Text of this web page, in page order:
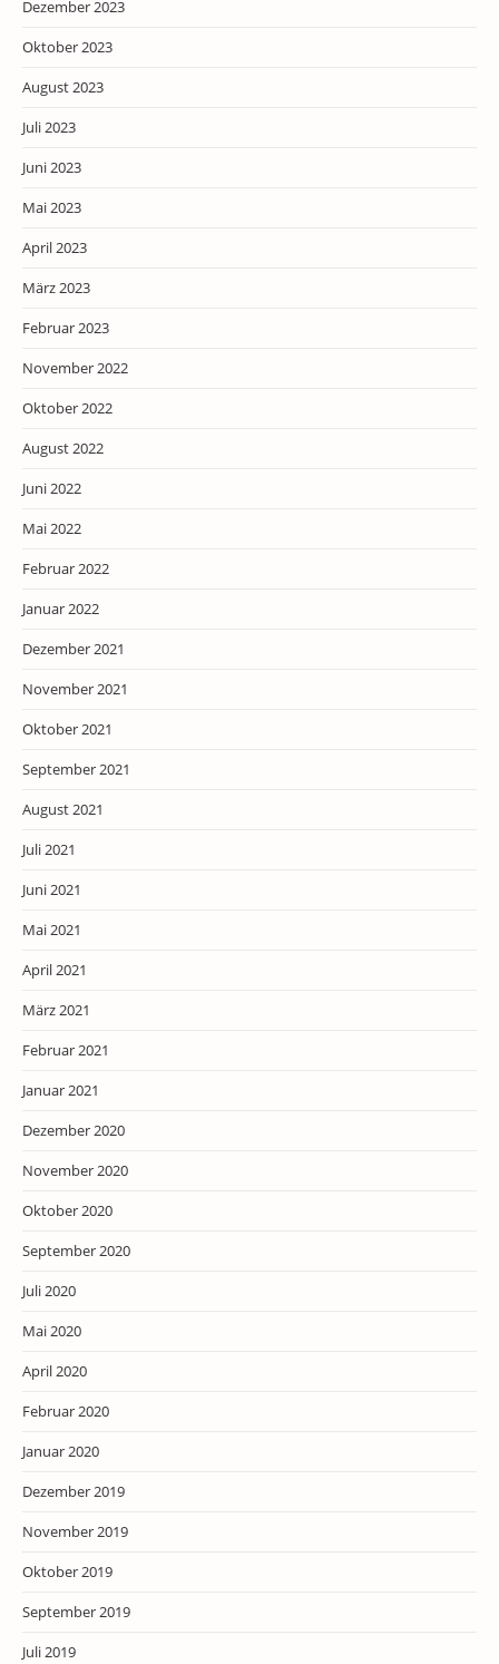
Dezember 2023
Oktober 2023
August 2023
Juli 2023
Juni 2023
Mai 2023
April 2023
März 2023
Februar 2023
November 2022
Oktober 2022
August 2022
Juni 2022
Mai 2022
Februar 2022
Januar 2022
Dezember 2021
November 2021
Oktober 2021
September 2021
August 2021
Juli 2021
Juni 2021
Mai 2021
April 2021
März 2021
Februar 2021
Januar 2021
Dezember 2020
November 2020
Oktober 2020
September 2020
Juli 2020
Mai 2020
April 2020
Februar 2020
Januar 2020
Dezember 2019
November 2019
Oktober 2019
September 2019
Juli 2019